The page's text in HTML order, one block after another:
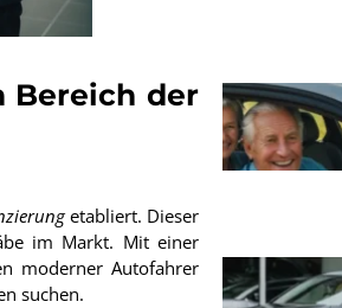
Bereich der
etabliert. Dieser
im Markt. Mit einer
moderner Autofahrer
suchen.